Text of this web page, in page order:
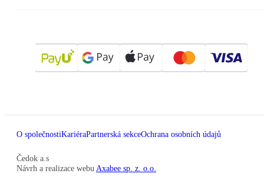
O společnostiKariéraPartnerská sekceOchrana osobních údajů
Čedok a.s
Návrh a realizace webu Axabee sp. z. o.o.